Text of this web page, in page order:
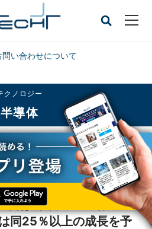
い合わせについて
CLOSE
クノロジー
半導体
％増の212億ユーロ、2023年は同25％以上の
高は前年比14％増の212
同25％以上の成長を予